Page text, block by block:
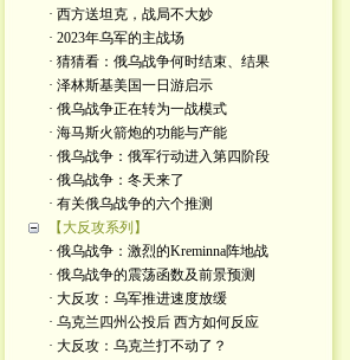
· 西方送坦克，战局不大妙
· 2023年乌军的主战场
· 猜猜看：俄乌战争何时结束、结果
· 泽林斯基美国一日游启示
· 俄乌战争正在转为一战模式
· 海马斯火箭炮的功能与产能
· 俄乌战争：俄军行动进入第四阶段
· 俄乌战争：冬天来了
· 有关俄乌战争的六个推测
【大反攻系列】
· 俄乌战争：激烈的Kreminna阵地战
· 俄乌战争的震荡函数及前景预测
· 大反攻：乌军推进速度放缓
· 乌克兰四州公投后 西方如何反应
· 大反攻：乌克兰打不动了？